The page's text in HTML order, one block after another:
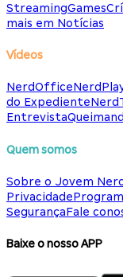
StreamingGames
mais em Notícias
Vídeos
NerdOffice
do Expediente
Entrevista
Quem somos
Sobre o Jovem Nerd
Privacidade
SegurançaFale
Baixe o nosso APP